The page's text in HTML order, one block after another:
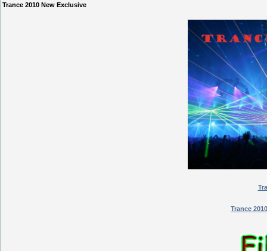
Trance 2010 New Exclusive
Trance